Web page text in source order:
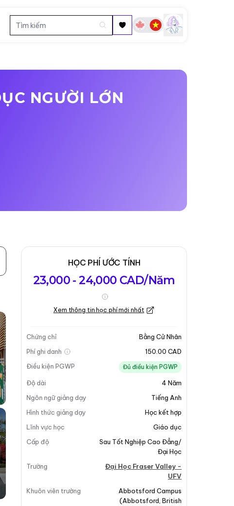
NGƯỜI LỚN
HỌC PHÍ ƯỚC TÍNH
23,000 - 24,000 CAD/Năm
Xem thông tin học phí mới nhất
Chứng chỉ
Bằng Cử Nhân
Phí ghi danh
150.00 CAD
Điều kiện PGWP
Đủ điều kiện PGWP
Độ dài 4 Năm
Ngôn ngữ giảng dạy
Tiếng Anh
Hình thức giảng dạy
Học kết hợp
Lĩnh vực học
Giáo dục
Cấp độ
Sau Tốt Nghiệp Cao Đẳng/
Đại Học
Trường
Đại Học Fraser Valley -
UFV
Khuôn viên trường
Abbotsford Campus
(Abbotsford British